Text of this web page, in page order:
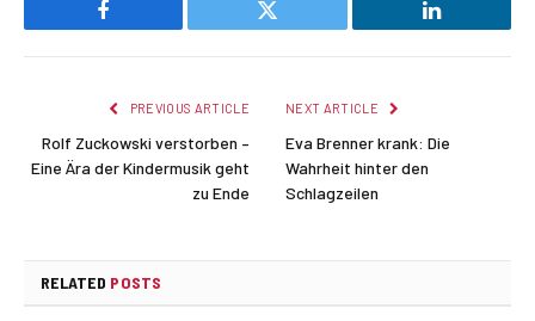
Facebook Twitter LinkedIn
PREVIOUS ARTICLE
Rolf Zuckowski verstorben –
Eine Ära der Kindermusik geht
zu Ende
NEXT ARTICLE
Eva Brenner krank: Die
Wahrheit hinter den
Schlagzeilen
RELATED POSTS